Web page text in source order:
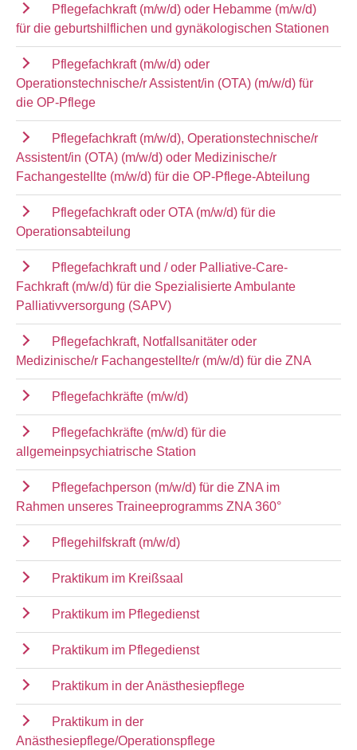
Pflegefachkraft (m/w/d) oder Hebamme (m/w/d)
für die geburtshilflichen und gynäkologischen Stationen
Pflegefachkraft (m/w/d) oder
Operationstechnische/r Assistent/in (OTA) (m/w/d) für
die OP-Pflege
Pflegefachkraft (m/w/d), Operationstechnische/r
Assistent/in (OTA) (m/w/d) oder Medizinische/r
Fachangestellte (m/w/d) für die OP-Pflege-Abteilung
Pflegefachkraft oder OTA (m/w/d) für die
Operationsabteilung
Pflegefachkraft und / oder Palliative-Care-
Fachkraft (m/w/d) für die Spezialisierte Ambulante
Palliativversorgung (SAPV)
Pflegefachkraft, Notfallsanitäter oder
Medizinische/r Fachangestellte/r (m/w/d) für die ZNA
Pflegefachkräfte (m/w/d)
Pflegefachkräfte (m/w/d) für die
allgemeinpsychiatrische Station
Pflegefachperson (m/w/d) für die ZNA im
Rahmen unseres Traineeprogramms ZNA 360°
Pflegehilfskraft (m/w/d)
Praktikum im Kreißsaal
Praktikum im Pflegedienst
Praktikum im Pflegedienst
Praktikum in der Anästhesiepflege
Praktikum in der
Anästhesiepflege/Operationspflege